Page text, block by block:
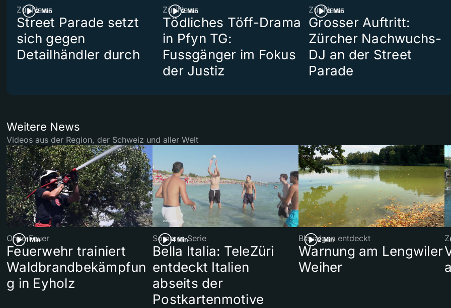
2 Min
ZüriNews
Street Parade setzt
sich gegen
Detailhändler durch
2 Min
ZüriNews
Tödliches Töff-Drama
in Pfyn TG:
Fussgänger im Fokus
der Justiz
3 Min
ZüriNews
Grosser Auftritt:
Zürcher Nachwuchs-
DJ an der Street
Parade
Weitere News
Videos aus der Region, der Schweiz und aller Welt
1 Min
Ohne Feuer
Feuerwehr trainiert
Waldbrandbekämpfun
g in Eyholz
4 Min
Sommer-Serie
Bella Italia: TeleZüri
entdeckt Italien
abseits der
Postkartenmotive
2 Min
Blaualgen entdeckt
Warnung am Lengwiler
Weiher